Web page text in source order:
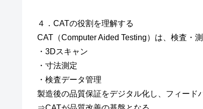
４．CATの役割を理解する
CAT（Computer Aided Testing）は、検査・
・3Dスキャン
・寸法測定
・検査データ管理
製造後の品質保証をデジタル化し、フィード